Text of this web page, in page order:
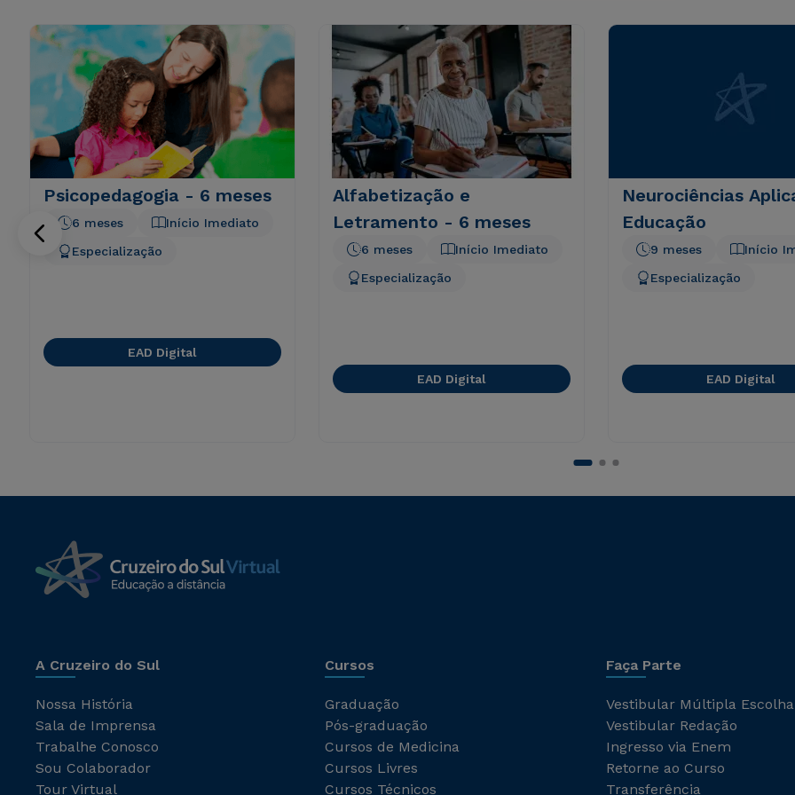
Psicopedagogia - 6 meses
Início Imediato
6 meses
Especialização
EAD Digital
Alfabetização e
Letramento - 6 meses
Início Imediato
6 meses
Especialização
EAD Digital
Neurociências
Educação
Início
9 meses
Especialização
EAD Digital
A Cruzeiro do Sul
Nossa História
Sala de Imprensa
Trabalhe Conosco
Sou Colaborador
Tour Virtual
Cursos
Graduação
Pós-graduação
Cursos de Medicina
Cursos Livres
Cursos Técnicos
Faça Parte
Vestibular Múltipla Escolha
Vestibular Redação
Ingresso via Enem
Retorne ao Curso
Transferência